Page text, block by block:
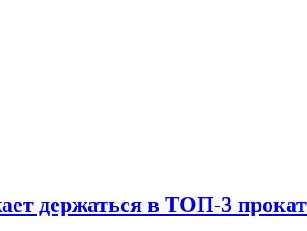
держаться в ТОП-3